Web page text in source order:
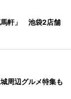
馬軒」 池袋2店舗
周辺グルメ特集も